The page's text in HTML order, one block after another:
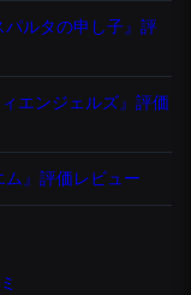
パルタの申し子』評
エンジェルズ』評価
ム』評価レビュー